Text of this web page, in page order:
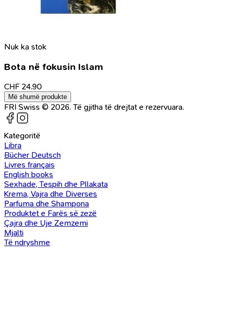
Nuk ka stok
Bota në fokusin Islam
CHF 24.90
Më shumë produkte
FRI Swiss © 2026. Të gjitha të drejtat e rezervuara.
Kategoritë
Libra
Bücher Deutsch
Livres français
English books
Sexhade, Tespih dhe Pllakata
Krema, Vajra dhe Diverses
Parfuma dhe Shampona
Produktet e Farës së zezë
Çajra dhe Uje Zemzemi
Mjalti
Të ndryshme